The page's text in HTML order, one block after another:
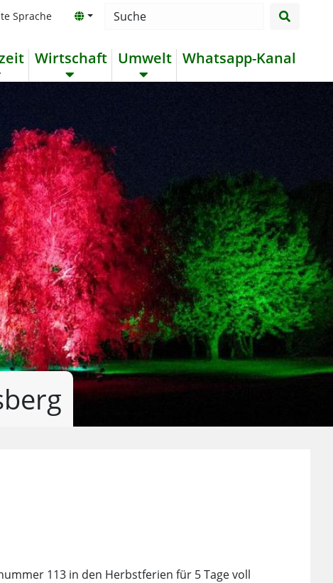
Sprache Searchbox
Wirtschaft Umwelt Whatsapp-Kanal
113 in den Herbstferien für 5 Tage voll